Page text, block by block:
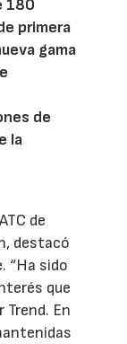
180
primera
gama
de
la
de
destacó
“Ha sido
que
En